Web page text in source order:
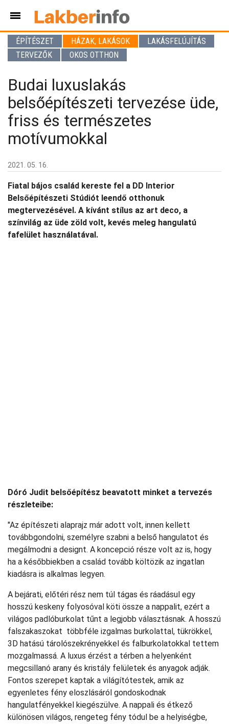
ÉPÍTÉSZET HÁZAK, LAKÁSOK
LAKÁSFELÚJÍTÁS
TERVEZŐK
OKOS OTTHON
Budai luxuslakás
belsőépítészeti tervezése üde,
friss és természetes
motívumokkal
2021. 05. 16.
Fiatal bájos család kereste fel a DD Interior
Belsőépítészeti Stúdiót leendő otthonuk
megtervezésével. A kívánt stílus az art deco, a
színvilág az üde zöld volt, kevés meleg hangulatú
fafelület használatával.
Dóró Judit belsőépítész beavatott minket a tervezés
részleteibe:
"Az építészeti alaprajz már adott volt, innen kellett
továbbgondolni, személyre szabni a belső hangulatot és
megálmodni a designt. A koncepció része volt az is, hogy
ha a későbbiekben a család tovább költözik az ingatlan
kiadásra is alkalmas legyen.
A bejárati, előtéri rész nem túl tágas és ráadásul egy
hosszú keskeny folyosóval köti össze a nappalit, ezért a
világos padlóburkolat tűnt a legjobb választásnak. A hosszú
falszakaszokat többféle izgalmas burkolattal, tükrökkel,
3D hatású tárolószekrényekkel és falburkolatokkal tettem
mozgalmassá. A luxus érzést a térben a helyenként
megcsillanó arany és kristály felületek és anyagok adják.
Fontos szerepet kaptak a világítótestek, amik az
egyenletes fény eloszlásáról gondoskodnak
hangulatfényekkel kiegészülve. A nappali és étkező
különösen világos, rengeteg fény tódul be a helyiségbe,